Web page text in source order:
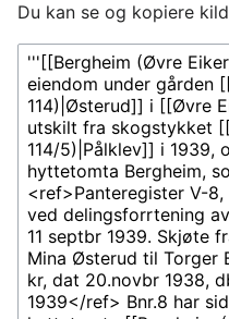
Du kan se og kopiere